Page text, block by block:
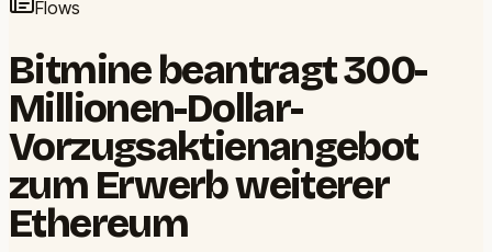
Flows
Bitmine beantragt 300-
Millionen-Dollar-
Vorzugsaktienangebot
zum Erwerb weiterer
Ethereum